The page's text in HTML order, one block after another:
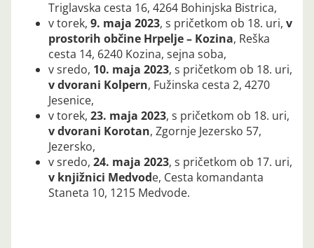
Triglavska cesta 16, 4264 Bohinjska Bistrica,
v torek, 9. maja 2023, s pričetkom ob 18. uri, v
prostorih občine Hrpelje – Kozina, Reška
cesta 14, 6240 Kozina, sejna soba,
v sredo, 10. maja 2023, s pričetkom ob 18. uri,
v dvorani Kolpern, Fužinska cesta 2, 4270
Jesenice,
v torek, 23. maja 2023, s pričetkom ob 18. uri,
v dvorani Korotan, Zgornje Jezersko 57,
Jezersko,
v sredo, 24. maja 2023, s pričetkom ob 17. uri,
v knjižnici Medvode, Cesta komandanta
Staneta 10, 1215 Medvode.